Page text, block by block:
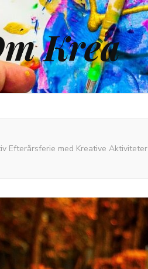
Krea
Efterårsferie med Kreative Aktiviteter